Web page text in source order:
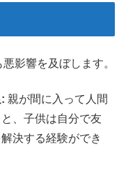
影響を及ぼします。
親が間に入って人間
、子供は自分で友
決する経験ができ